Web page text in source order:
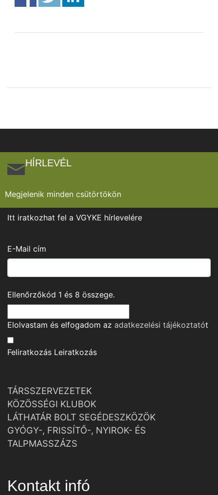
HÍRLEVÉL
Megjelenik minden csütörtökön
Itt iratkozhat fel a VGYKE hírlevelére
E-Mail cím
Ellenőrzőkód 1 és 8 összege.
Elolvastam és elfogadom az adatkezelési tájékoztatót
Feliratkozás Leiratkozás
TÁRSSZERVEZETEK
KÖZÖSSÉGI KLUBOK
LÁTHATÁR BOLT SEGÉDESZKÖZÖK
GYÓGY-, FRISSÍTŐ-, NYIROK- ÉS
TALPMASSZÁZS
Kontakt infó